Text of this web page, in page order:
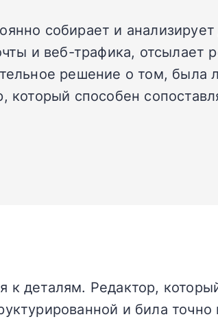
собирает и
и веб-трафика, отсылает
решение о том, была
способен
к деталям. Редактор,
и била точно